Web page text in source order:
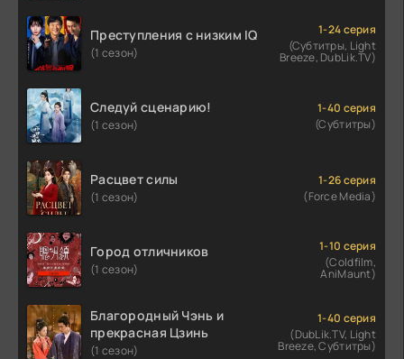
Преступления с низким IQ
(1 сезон)
1-24 серия
(Субтитры, Light
Breeze, DubLik.TV)
Следуй сценарию!
(1 сезон)
1-40 серия
(Субтитры)
Расцвет силы
(1 сезон)
1-26 серия
(Force Media)
Город отличников
(1 сезон)
1-10 серия
(Coldfilm,
AniMaunt)
Благородный Чэнь и
прекрасная Цзинь
(1 сезон)
1-40 серия
(DubLik.TV, Light
Breeze, Субтитры)